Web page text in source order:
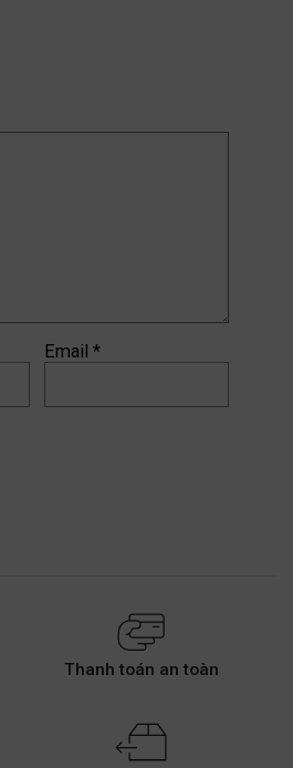
Email*
Thanh toán an toàn